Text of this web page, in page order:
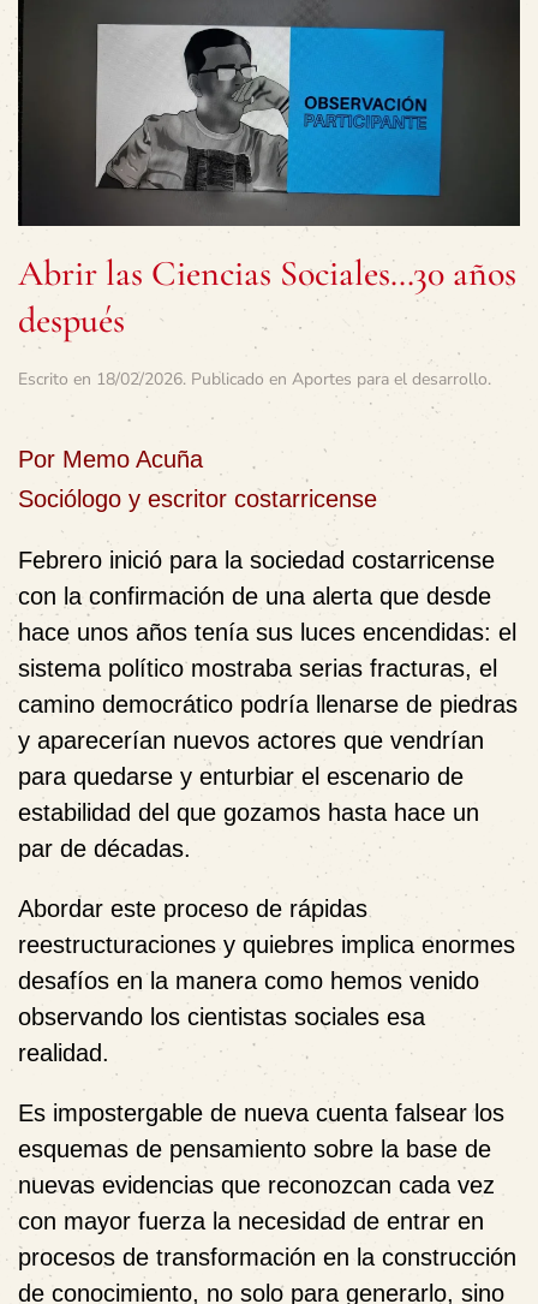
Abrir las Ciencias Sociales…30 años
después
Escrito en 18/02/2026. Publicado en Aportes para el desarrollo.
Por Memo Acuña
Sociólogo y escritor costarricense
Febrero inició para la sociedad costarricense
con la confirmación de una alerta que desde
hace unos años tenía sus luces encendidas: el
sistema político mostraba serias fracturas, el
camino democrático podría llenarse de piedras
y aparecerían nuevos actores que vendrían
para quedarse y enturbiar el escenario de
estabilidad del que gozamos hasta hace un
par de décadas.
Abordar este proceso de rápidas
reestructuraciones y quiebres implica enormes
desafíos en la manera como hemos venido
observando los cientistas sociales esa
realidad.
Es impostergable de nueva cuenta falsear los
esquemas de pensamiento sobre la base de
nuevas evidencias que reconozcan cada vez
con mayor fuerza la necesidad de entrar en
procesos de transformación en la construcción
de conocimiento, no solo para generarlo, sino